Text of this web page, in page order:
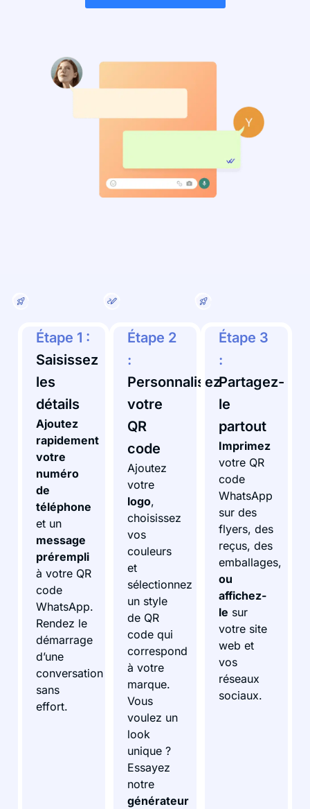
Étape 1 :
Saisissez
les
détails
Ajoutez
rapidement
votre
numéro
de
téléphone
et un
message
prérempli
à votre QR
code
WhatsApp.
Rendez le
démarrage
d’une
conversation
sans
effort.
Étape 2
:
Personnalisez
votre
QR
code
Ajoutez
votre
logo,
choisissez
vos
couleurs
et
sélectionnez
un style
de QR
code qui
correspond
à votre
marque.
Vous
voulez un
look
unique ?
Essayez
notre
générateur
Étape 3
:
Partagez-
le
partout
Imprimez
votre QR
code
WhatsApp
sur des
flyers, des
reçus, des
emballages,
ou
affichez-
le sur
votre site
web et
vos
réseaux
sociaux.